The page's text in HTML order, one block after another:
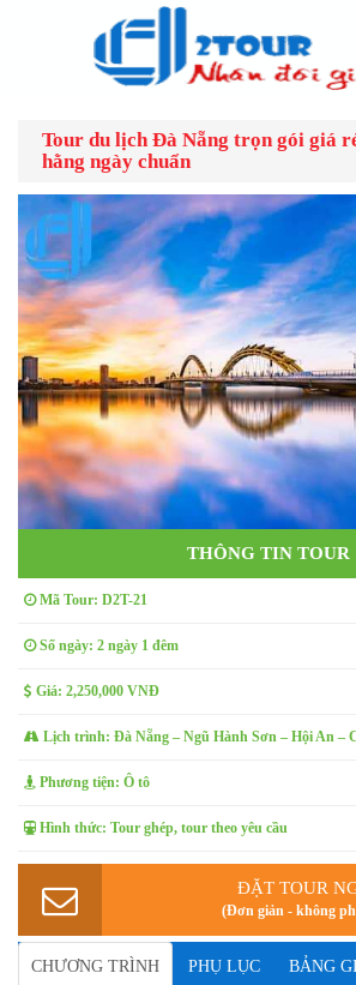
Tour du lịch Đà Nẵng trọn gói giá
hằng ngày chuẩn
THÔNG TIN TOUR
Mã Tour: D2T-21
Số ngày: 2 ngày 1 đêm
Giá: 2,250,000 VNĐ
Lịch trình: Đà Nẵng – Ngũ Hành Sơn – Hội An –
Phương tiện: Ô tô
Hình thức: Tour ghép, tour theo yêu cầu
ĐẶT TOUR
(Đơn giản - không
CHƯƠNG TRÌNH PHỤ LỤC BẢNG